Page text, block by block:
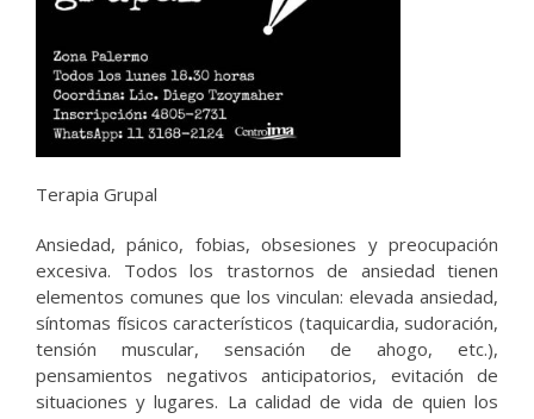
Terapia Grupal
Ansiedad, pánico, fobias, obsesiones y preocupación
excesiva. Todos los trastornos de ansiedad tienen
elementos comunes que los vinculan: elevada ansiedad,
síntomas físicos característicos (taquicardia, sudoración,
tensión muscular, sensación de ahogo, etc.),
pensamientos negativos anticipatorios, evitación de
situaciones y lugares. La calidad de vida de quien los